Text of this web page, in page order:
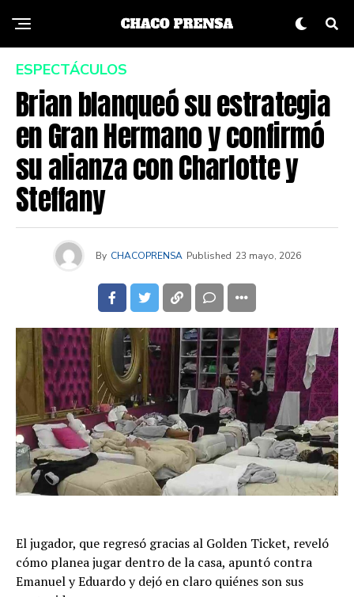
ESPECTÁCULOS
Brian blanqueó su estrategia
en Gran Hermano y confirmó
su alianza con Charlotte y
Steffany
By CHACOPRENSA Published 23 mayo, 2026
El jugador, que regresó gracias al Golden Ticket, reveló
cómo planea jugar dentro de la casa, apuntó contra
Emanuel y Eduardo y dejó en claro quiénes son sus